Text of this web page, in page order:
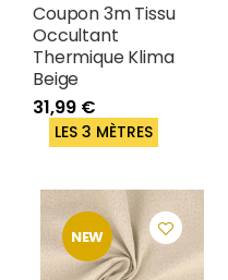
Coupon 3m Tissu
Occultant
Thermique Klima
Beige
31,99 €
LES 3 MÈTRES
NEW